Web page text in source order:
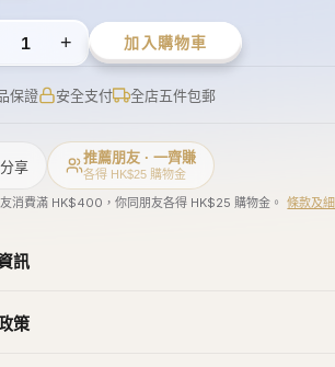
1 + 加入購物車
保證 安全支付 全店五件包郵
分享
推薦朋友 · 一齊賺
各得 HK$25 購物金
消費滿 HK$400，你同朋友各得 HK$25 購物金。 條款及細
訊
策